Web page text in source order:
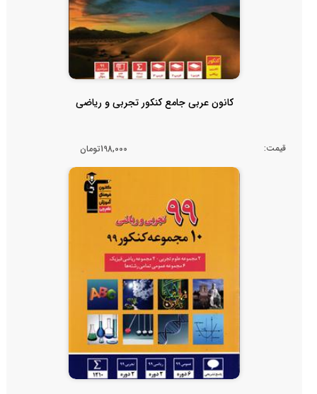
کانون عربی جامع کنکور تجربی و ریاضی
قیمت: 198,000تومان